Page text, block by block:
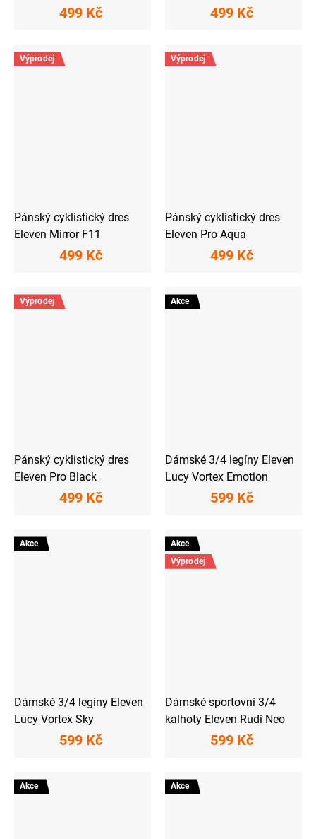
499 Kč 499 Kč
Výprodej
Pánský cyklistický dres
Eleven Mirror F11
499 Kč
Výprodej
Pánský cyklistický dres
Eleven Pro Aqua
499 Kč
Výprodej
Pánský cyklistický dres
Eleven Pro Black
499 Kč
Akce
Dámské 3/4 legíny Eleven
Lucy Vortex Emotion
599 Kč
Akce
Dámské 3/4 legíny Eleven
Lucy Vortex Sky
599 Kč
Akce
Výprodej
Dámské sportovní 3/4
kalhoty Eleven Rudi Neo
599 Kč
Akce Akce